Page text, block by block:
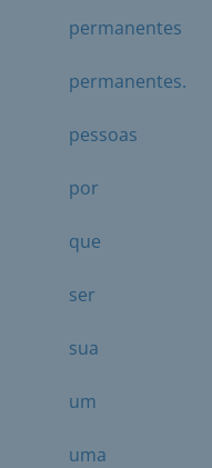
permanentes
permanentes.
pessoas
por
que
ser
sua
um
uma